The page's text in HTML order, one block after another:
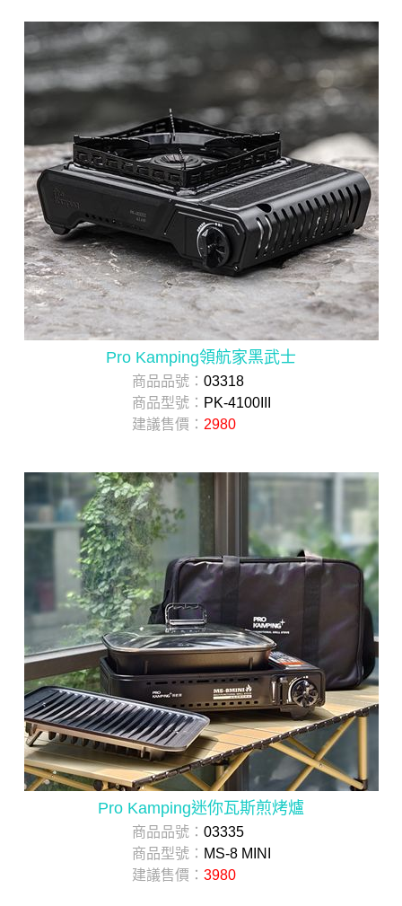
Pro Kamping領航家黑武士
商品品號： 03318
商品型號： PK-4100III
建議售價： 2980
Pro Kamping迷你瓦斯煎烤爐
商品品號： 03335
商品型號： MS-8 MINI
建議售價： 3980